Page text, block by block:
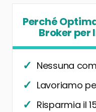
Perché
Broker per
Nessuna
Lavoriamo
Risparmia il